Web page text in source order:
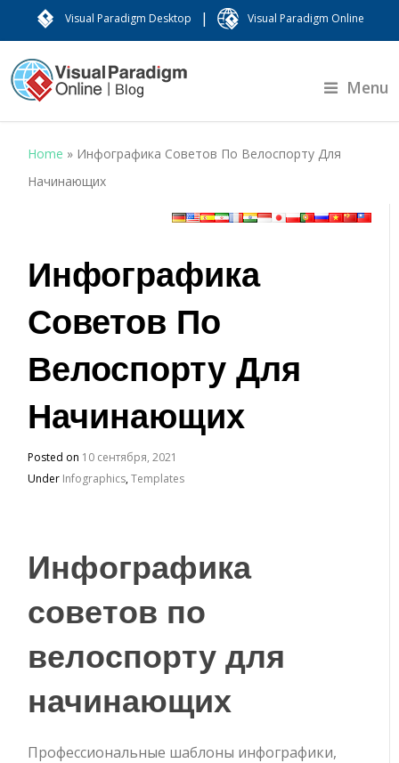
Visual Paradigm Desktop | Visual Paradigm Online
Menu
Home » Инфографика Советов По Велоспорту Для
Начинающих
Инфографика
Советов По
Велоспорту Для
Начинающих
Posted on 10 сентября, 2021
Under Infographics,Templates
Инфографика
советов по
велоспорту для
начинающих
Профессиональные шаблоны инфографики,